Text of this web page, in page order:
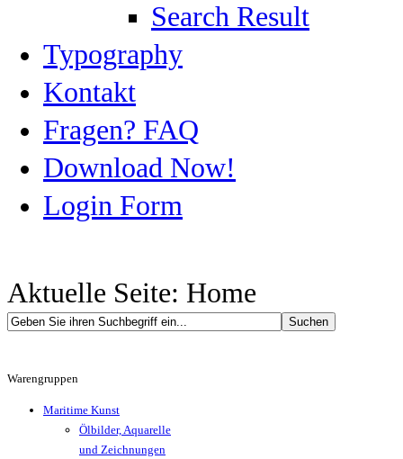
Search Result
Typography
Kontakt
Fragen? FAQ
Download Now!
Login Form
Aktuelle Seite: Home
Warengruppen
Maritime Kunst
Ölbilder, Aquarelle
und Zeichnungen